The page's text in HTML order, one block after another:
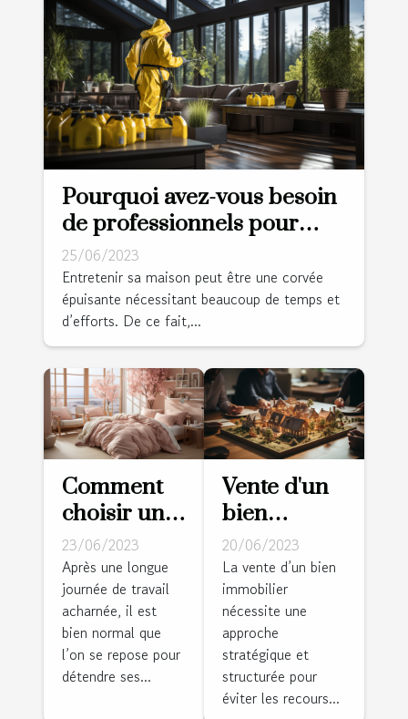
Pourquoi avez-vous besoin
de professionnels pour
nettoyer votre domicile ?
25/06/2023
Entretenir sa maison peut être une corvée
épuisante nécessitant beaucoup de temps et
d’efforts. De ce fait,...
Comment
choisir une
bonne
housse de
couette
pour son
confort ?
23/06/2023
Après une longue
journée de travail
acharnée, il est
bien normal que
l’on se repose pour
détendre ses...
Vente d'un
bien
immobilier :
diagnostic
d'une vente
appréciable
?
20/06/2023
La vente d’un bien
immobilier
nécessite une
approche
stratégique et
structurée pour
éviter les recours...